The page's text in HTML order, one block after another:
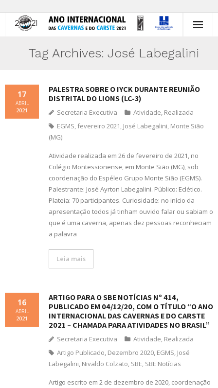
Atividades
Animal do Ano
Divulgação
Tag Archives: José Labegalini
PALESTRA SOBRE O IYCK DURANTE REUNIÃO
DISTRITAL DO LIONS (LC-3)
17
ABRIL
2021 Secretaria Executiva Atividade, Realizada
EGMS,fevereiro 2021, José Labegalini, Monte Sião
(MG)
Atividade realizada em 26 de fevereiro de 2021, no
Colégio Montessionense, em Monte Sião (MG), sob
coordenação do Espéleo Grupo Monte Sião (EGMS).
Palestrante: José Ayrton Labegalini. Público: Eclético.
Plateia: 70 participantes. Curiosidade: no início da
apresentação todos já tinham ouvido falar ou sabiam o
que é uma caverna, apenas dez pessoas reconheciam
a palavra
Leia mais
ARTIGO PARA O SBE NOTÍCIAS Nº 414,
PUBLICADO EM 04/12/20, COM O TÍTULO “O ANO
INTERNACIONAL DAS CAVERNAS E DO CARSTE
2021 – CHAMADA PARA ATIVIDADES NO BRASIL”
16
ABRIL
2021
Secretaria Executiva Atividade, Realizada
Artigo Publicado, Dezembro 2020, EGMS, José
Labegalini, Nivaldo Colzato, SBE, SBE Notícias
Artigo escrito em 2 de dezembro de 2020, coordenação